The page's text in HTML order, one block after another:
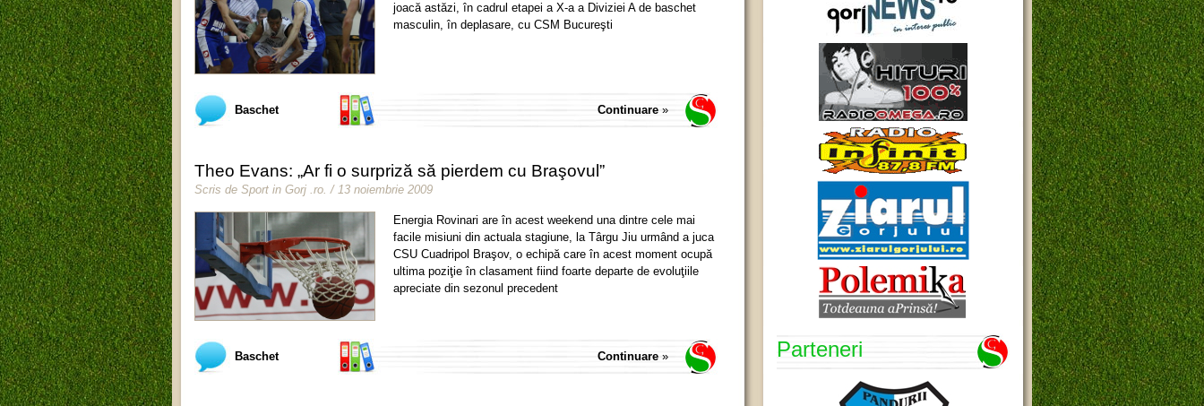
joacă astăzi, în cadrul etapei a X-a a Diviziei A de baschet
masculin, în deplasare, cu CSM Bucureşti
Baschet Continuare »
Theo Evans: „Ar fi o surpriză să pierdem cu Braşovul”
Scris de Sport in Gorj .ro / 13 noiembrie 2009
Energia Rovinari are în acest weekend una dintre cele mai
facile misiuni din actuala stagiune, la Târgu Jiu urmând a juca
CSU Cuadripol Braşov, o echipă care în acest moment ocupă
ultima poziţie în clasament fiind foarte departe de evoluţiile
apreciate din sezonul precedent
Baschet Continuare » Parteneri